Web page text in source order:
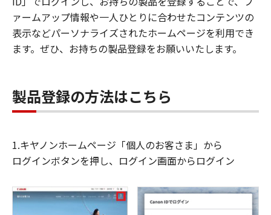
ァームアップ情報や一人ひとりに合わせたコンテンツの
表示などパーソナライズされたホームページを利用でき
ます。ぜひ、お持ちの製品登録をお願いいたします。
製品登録の方法はこちら
1.キヤノンホームページ「個人のお客さま」から
ログインボタンを押し、ログイン画面からログイン